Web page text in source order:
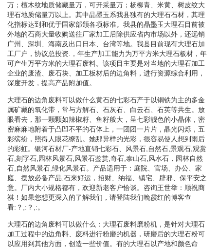
万；檀木纹地质储藏量万，可开采量万；杨柳青、米黄、树皮纹大
理石地质储量万以上。其中晶墨玉系我县独有的大理石石材，其理
化指标达到和优于国家部颁各项标准。我县的晶墨玉大理石目前被
外地的石商大量收购送往厂家加工后除供应省内市场以外，还远销
广州、深圳、海南及出口日本、台湾等地。我县目前现有大理石加
工厂户，协议总投资.，年生产加工能力为万平方米大理石板材，年
可产生万平方米的大理石废料。该项目主要是对当地的大理石加工
企业的废渣、废石块、加工板材后的边角料，进行资源综合利用，
深度开发，提高产品附加值。
大理石的边角废料可以做什么黄石的七彩石产于以铜铁为主的多金
属矿藏的氧化带，常与方解石、石灰石、白云石、石英等共生。放
眼看去，那一颗颗如辣椒籽、鱼籽般大，呈七彩靓色的小晶体，密
密麻麻地附着于凸凹不平的石体上，一团团一片片，晶光闪烁，五
彩缤纷，照得人眼花缭乱。她那异样的光彩，很容易使人想到雨后
的彩虹。银河石材厂-产地直销七彩石、风景石,自然石,景观石,观赏
石,刻字石,园林风景石,风景石鉴赏,奇石,泰山石,风水石，园林自然
石,自然风景石,绿化风景石。产品适用于：庭院、官场、办公、家
庭、摆放必备产品,石来好运，招财、纳福、镇宅、辟邪、保平安之
意。厂内大小规格都有，欢迎新老客户恰谈。咨询王世举：顺祝商
祺！如果您想更深入的了解我们，请登陆我们晚霞红的博客查
看:？,:？,:。
大理石的边角废料可以做什么：大理石废料磨粉机，是针对大理石
加工过程中的边角料、废料进行粉磨的机器，研磨后的大理石粉可
以应用到其他方面，创造一些价值。有的大理石以产地和颜色命